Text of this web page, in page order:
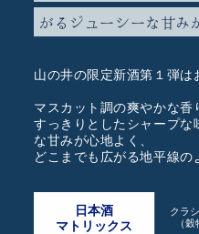
がるジューシーな甘み
山の井の限定新酒第１弾は
マスカット調の爽やかな香
すっきりとしたシャープな
な甘みが心地よく、
どこまでも広がる地平線の
日本酒
マトリックス
クラ
（